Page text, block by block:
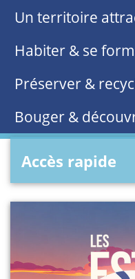
Un territoire
Habiter & se
Préserver &
Bouger &
Accès rapide